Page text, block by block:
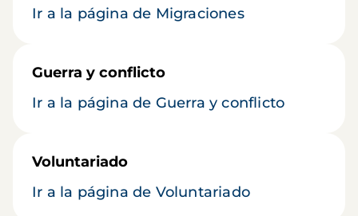
Ir a la página de Migraciones
Guerra y conflicto
Ir a la página de Guerra y conflicto
Voluntariado
Ir a la página de Voluntariado